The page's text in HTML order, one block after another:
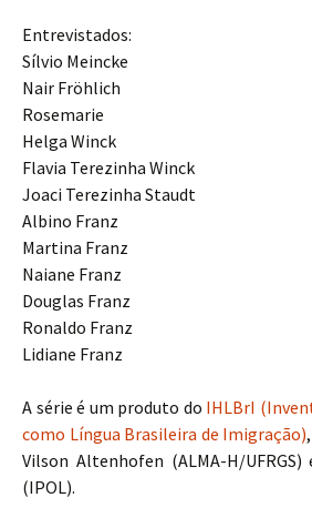
Entrevistados:
Sílvio Meincke
Nair Fröhlich
Rosemarie
Helga Winck
Flavia Terezinha Winck
Joaci Terezinha Staudt
Albino Franz
Martina Franz
Naiane Franz
Douglas Franz
Ronaldo Franz
Lidiane Franz
A série é um produto do IHLBrI
como Língua Brasileira de Imigração)
Vilson Altenhofen (ALMA-H/
(IPOL).